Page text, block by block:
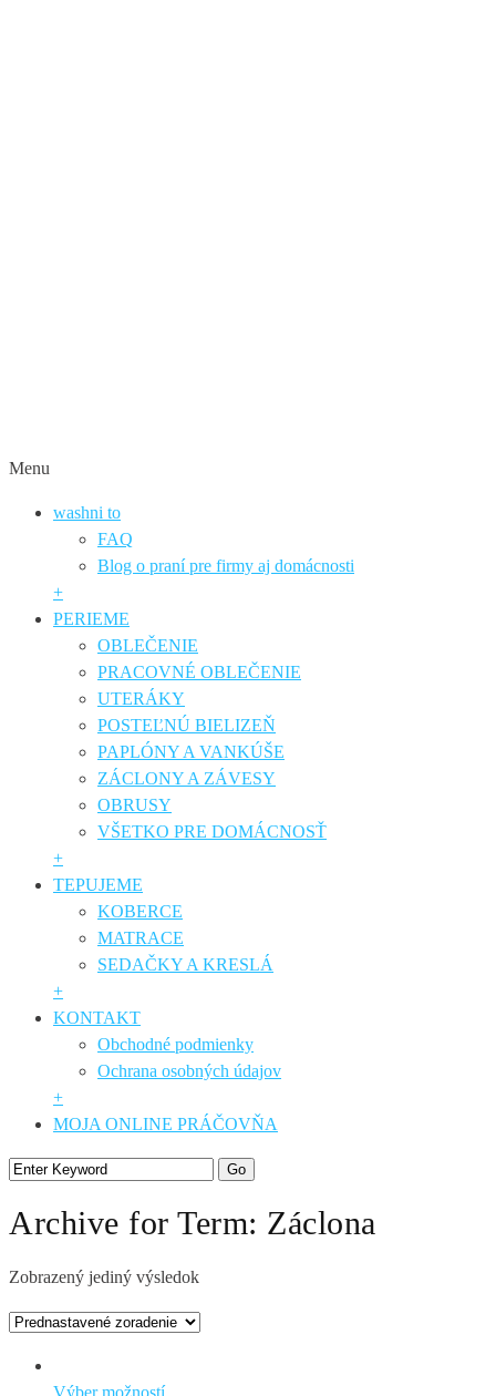
Menu
washni to
FAQ
Blog o praní pre firmy aj domácnosti
+
PERIEME
OBLEČENIE
PRACOVNÉ OBLEČENIE
UTERÁKY
POSTEĽNÚ BIELIZEŇ
PAPLÓNY A VANKÚŠE
ZÁCLONY A ZÁVESY
OBRUSY
VŠETKO PRE DOMÁCNOSŤ
+
TEPUJEME
KOBERCE
MATRACE
SEDAČKY A KRESLÁ
+
KONTAKT
Obchodné podmienky
Ochrana osobných údajov
+
MOJA ONLINE PRÁČOVŇA
Archive for Term: Záclona
Zobrazený jediný výsledok
Tento